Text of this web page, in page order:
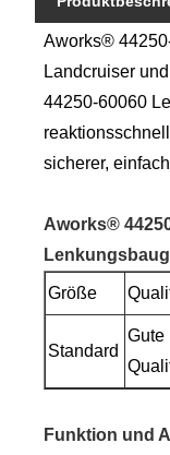
Aworks®
Landcruiser
44250-60060
sicherer,
Aworks®
Größe
Standard
Gute
Funktion und